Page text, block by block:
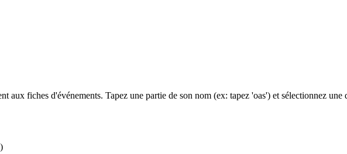
aux fiches d'événements. Tapez une partie de son nom (ex: tapez 'oas') et sélectionnez une